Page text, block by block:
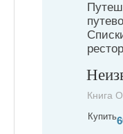
Книга
Купить